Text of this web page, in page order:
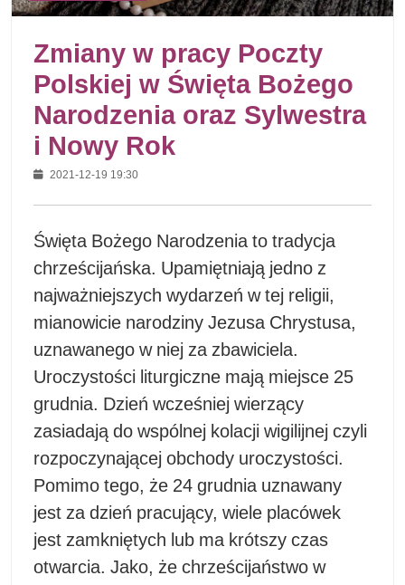
Zmiany w pracy Poczty
Polskiej w Święta Bożego
Narodzenia oraz Sylwestra
i Nowy Rok
2021-12-19 19:30
Święta Bożego Narodzenia to tradycja
chrześcijańska. Upamiętniają jedno z
najważniejszych wydarzeń w tej religii,
mianowicie narodziny Jezusa Chrystusa,
uznawanego w niej za zbawiciela.
Uroczystości liturgiczne mają miejsce 25
grudnia. Dzień wcześniej wierzący
zasiadają do wspólnej kolacji wigilijnej czyli
rozpoczynającej obchody uroczystości.
Pomimo tego, że 24 grudnia uznawany
jest za dzień pracujący, wiele placówek
jest zamkniętych lub ma krótszy czas
otwarcia. Jako, że chrześcijaństwo w